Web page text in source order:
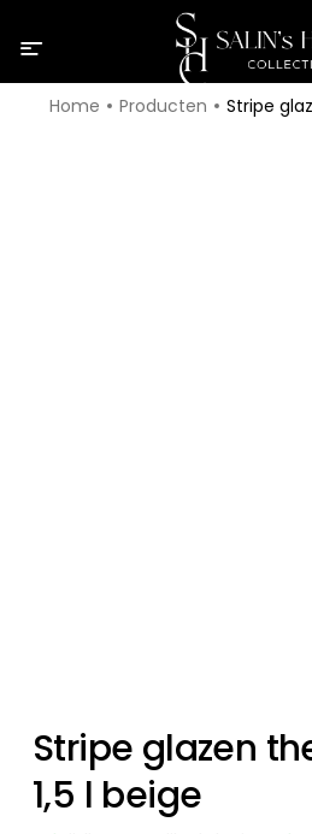
Home Producten Stripe
Stripe glazen
1,5 l beige